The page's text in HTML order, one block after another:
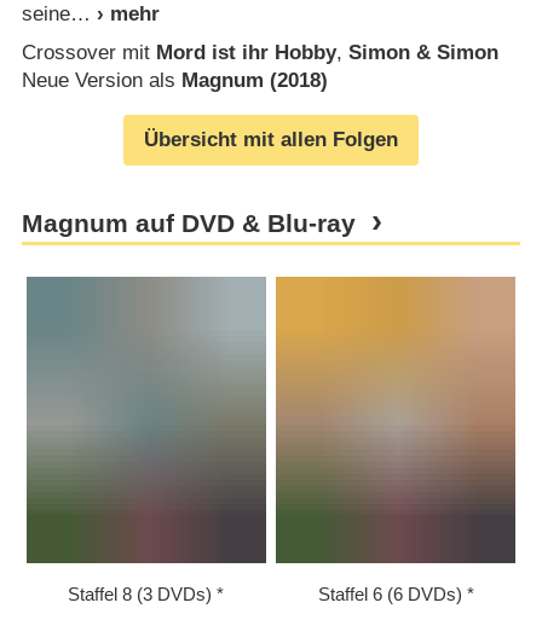
seine
Crossover mit Mord ist ihr Hobby, Simon & Simon
Neue Version als Magnum (2018)
Übersicht mit allen Folgen
Magnum auf DVD & Blu-ray
Staffel 8 (3 DVDs) Staffel 6 (6 DVDs)